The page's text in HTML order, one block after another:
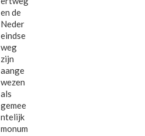
en de
Neder
eindse
weg
zijn
aange
wezen
als
gemee
ntelijk
monum